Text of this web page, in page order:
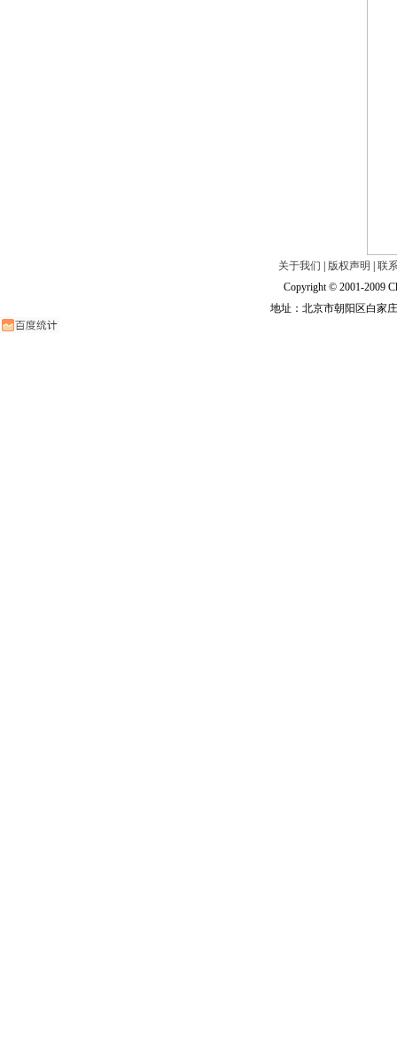
关于我们 版权声明
联
Copyright © 2001-2009
地址：北京市朝阳区白家